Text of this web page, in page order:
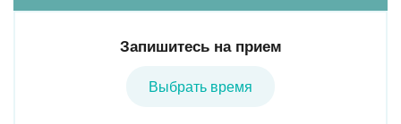
Запишитесь на прием
Выбрать время